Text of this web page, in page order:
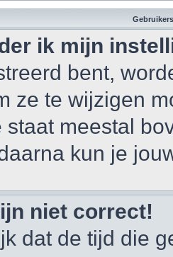
ik mijn
bent,
ze te wijzigen
staat meestal
kun je
niet correct!
dat de tijd die